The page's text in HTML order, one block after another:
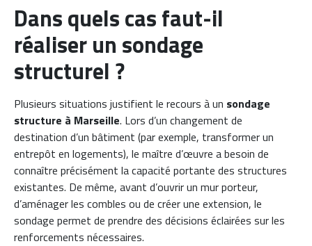
Dans quels cas faut-il
réaliser un sondage
structurel ?
Plusieurs situations justifient le recours à un sondage
structure à Marseille. Lors d’un changement de
destination d’un bâtiment (par exemple, transformer un
entrepôt en logements), le maître d’œuvre a besoin de
connaître précisément la capacité portante des structures
existantes. De même, avant d’ouvrir un mur porteur,
d’aménager les combles ou de créer une extension, le
sondage permet de prendre des décisions éclairées sur les
renforcements nécessaires.